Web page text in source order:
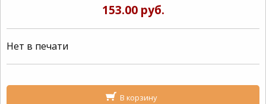
153.00 руб.
Нет в печати
В корзину